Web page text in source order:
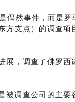
偶然事件，而是罗
方支点）的调查项
展，调查了佛罗西
被调查公司的主要